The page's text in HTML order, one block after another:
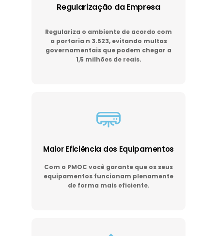
Regularização da Empresa
Regulariza o ambiente de acordo com
a portaria n 3.523, evitando multas
governamentais que podem chegar a
1,5 milhões de reais.
Maior Eficiência dos Equipamentos
Com o PMOC você garante que os seus
equipamentos funcionam plenamente
de forma mais eficiente.